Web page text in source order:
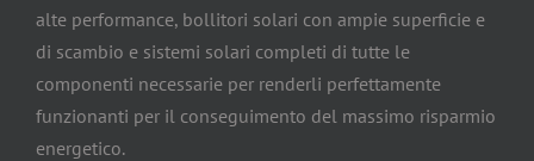
alte performance, bollitori solari con ampie superficie e
di scambio e sistemi solari completi di tutte le
componenti necessarie per renderli perfettamente
funzionanti per il conseguimento del massimo risparmio
energetico.